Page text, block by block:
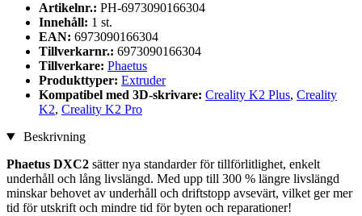
Artikelnr.: PH-6973090166304
Innehåll: 1 st.
EAN: 6973090166304
Tillverkarnr.: 6973090166304
Tillverkare: Phaetus
Produkttyper: Extruder
Kompatibel med 3D-skrivare: Creality K2 Plus, Creality
K2, Creality K2 Pro
Beskrivning
Phaetus DXC2 sätter nya standarder för tillförlitlighet, enkelt
underhåll och lång livslängd. Med upp till 300 % längre livslängd
minskar behovet av underhåll och driftstopp avsevärt, vilket ger mer
tid för utskrift och mindre tid för byten och reparationer!